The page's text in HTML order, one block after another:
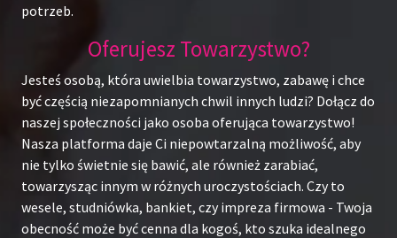
potrzeb.
Oferujesz Towarzystwo?
Jesteś osobą, która uwielbia towarzystwo, zabawę i chce
być częścią niezapomnianych chwil innych ludzi? Dołącz do
naszej społeczności jako osoba oferująca towarzystwo!
Nasza platforma daje Ci niepowtarzalną możliwość, aby
nie tylko świetnie się bawić, ale również zarabiać,
towarzysząc innym w różnych uroczystościach. Czy to
wesele, studniówka, bankiet, czy impreza firmowa - Twoja
obecność może być cenna dla kogoś, kto szuka idealnego